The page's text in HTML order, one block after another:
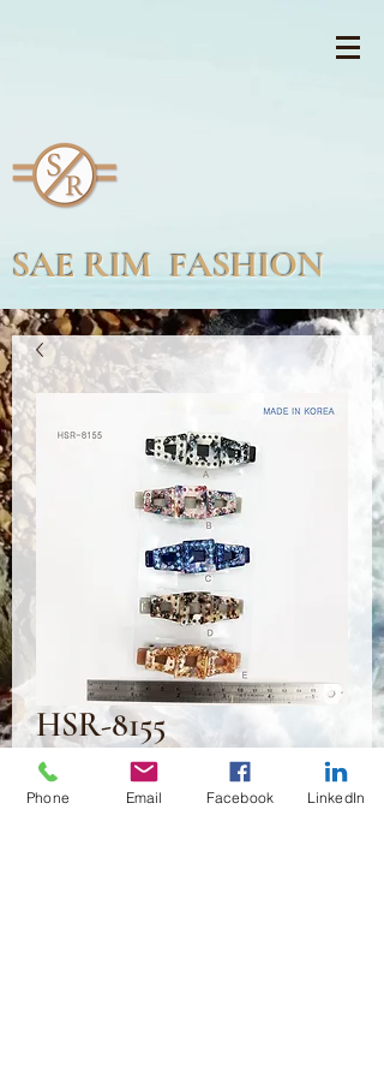
SAE RIM FASHION
HSR-8155
US$2.50
가
격
Phone Email Facebook LinkedIn